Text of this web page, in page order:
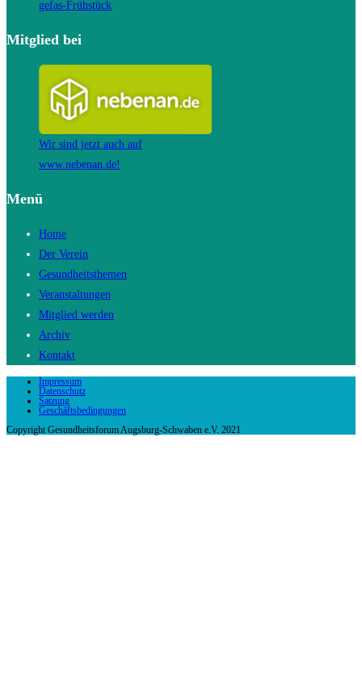
gefas-Frühstück
Mitglied bei
Wir sind jetzt auch auf
www.nebenan.de!
Menü
Home
Der Verein
Gesundheitsthemen
Veranstaltungen
Mitglied werden
Archiv
Kontakt
Impressum
Datenschutz
Satzung
Geschäftsbedingungen
Copyright Gesundheitsforum Augsburg-Schwaben e.V. 2021